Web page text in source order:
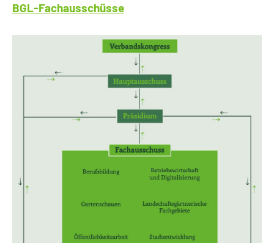
BGL-Fachausschüsse